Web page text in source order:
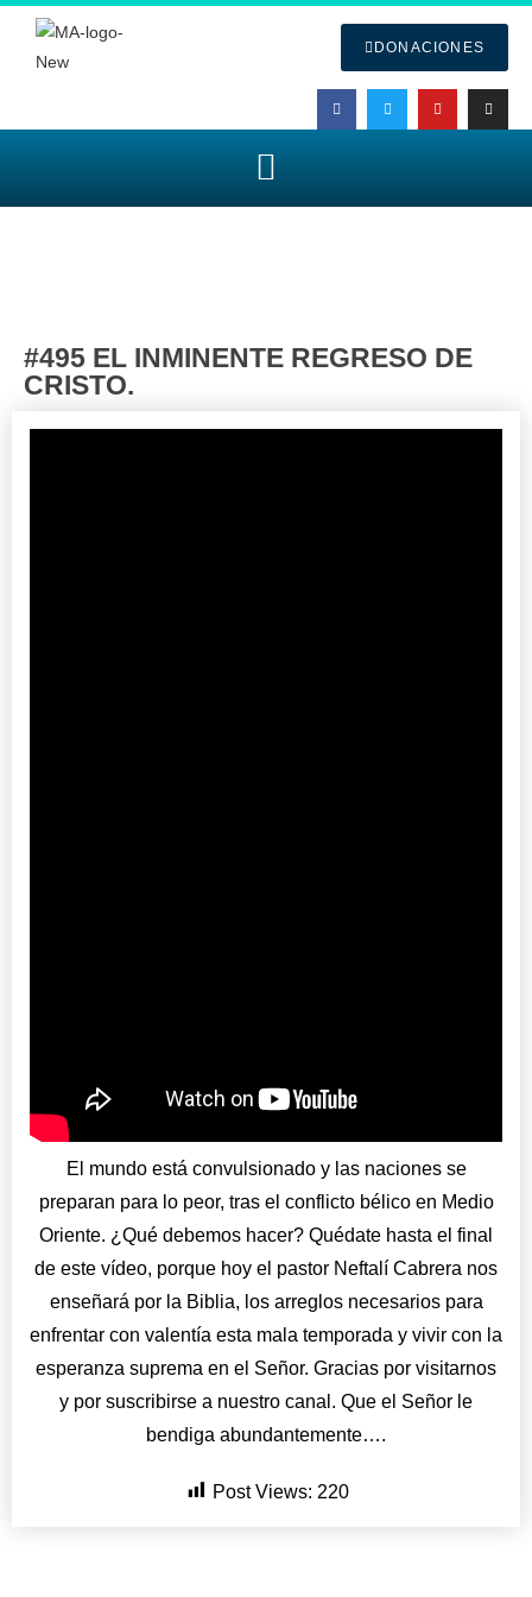
DONACIONES
#495 EL INMINENTE REGRESO DE
CRISTO.
El mundo está convulsionado y las naciones se
preparan para lo peor, tras el conflicto bélico en Medio
Oriente. ¿Qué debemos hacer? Quédate hasta el final
de este vídeo, porque hoy el pastor Neftalí Cabrera nos
enseñará por la Biblia, los arreglos necesarios para
enfrentar con valentía esta mala temporada y vivir con la
esperanza suprema en el Señor. Gracias por visitarnos
y por suscribirse a nuestro canal. Que el Señor le
bendiga abundantemente….
Post Views: 220